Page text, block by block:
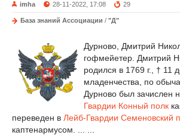
imha 28-11-2022, 17:08 29
База знаний Ассоциации / "Д"
Дурново, Дмитрий
гофмейетер. Дмитрий
родился в 1769 г., † 11
младенчества, по
Дурново был зачислен
Гвардии Конный полк
переведен в Лейб-Гвардии Семеновский
каптенармусом. ... ...